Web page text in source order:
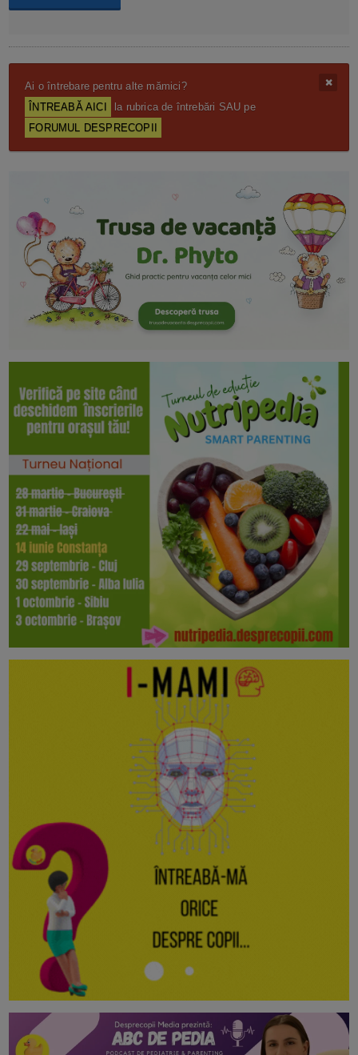
Ai o întrebare pentru alte mămici?
ÎNTREABĂ AICI
la rubrica de întrebări SAU pe
FORUMUL DESPRECOPII